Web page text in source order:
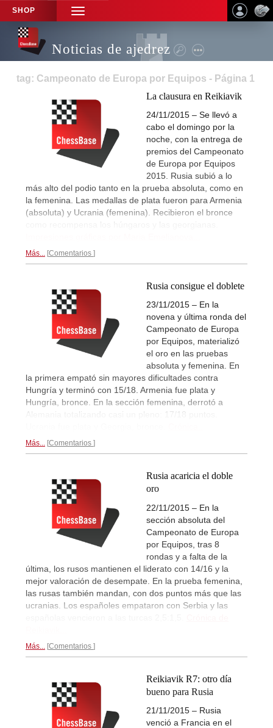
SHOP
TOGGLE
NAVIGATION
Noticias de ajedrez
tag: Campeonato de Europa por Equipos - Página 1
La clausura en Reikiavik
24/11/2015 – Se llevó a
cabo el domingo por la
noche, con la entrega de
premios del Campeonato
de Europa por Equipos
2015. Rusia subió a lo
más alto del podio tanto en la prueba absoluta, como en
la femenina. Las medallas de plata fueron para Armenia
(absoluta) y Ucrania (femenina). Recibieron el bronce
como recompensa los húngaros y las georgianas.
Más... Comentarios
Rusia consigue el doblete
23/11/2015 – En la
novena y última ronda del
Campeonato de Europa
por Equipos, materializó
el oro en las pruebas
absoluta y femenina. En
la primera empató sin mayores dificultades contra
Hungría y terminó con 15/18. Armenia fue plata y
Hungría, bronce. En la sección femenina, derrotó a
Alemania totalizando casi un pleno: 17/18 puntos.
Más... Comentarios
Rusia acaricia el doble
oro
22/11/2015 – En la
sección absoluta del
Campeonato de Europa
por Equipos, tras 8
rondas y a falta de la
última, los rusos mantienen el liderato con 14/16 y la
mejor valoración de desempate. En la prueba femenina,
las rusas también mandan, con dos puntos más que las
ucranias. Los españoles empataron con Serbia y las
Más... Comentarios
Reikiavik R7: otro día
bueno para Rusia
21/11/2015 – Rusia
venció a Francia en el